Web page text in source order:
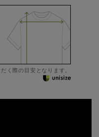
く際の目安となります。